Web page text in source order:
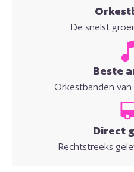
De snelst
Beste
Orkestbanden
Direct
Rechtstreeks